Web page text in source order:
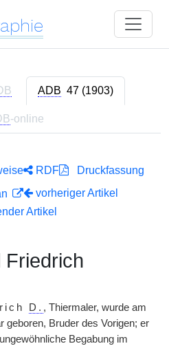
ADB 47 (1903)
-online
RDF
Druckfassung
vorheriger Artikel
Artikel
Friedrich
D. , Thiermaler, wurde am
geboren, Bruder des Vorigen; er
Begabung im